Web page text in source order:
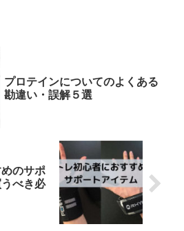
プロテインについてのよくある
勘違い・誤解５選
のサポ
べき必